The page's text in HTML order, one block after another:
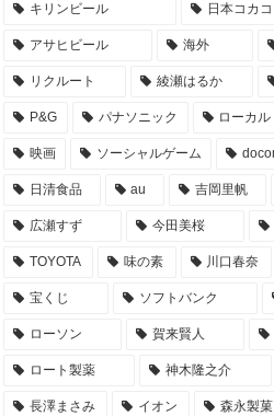
キリンビール 日本コカ
アサヒビール 海外
リクルート 綾瀬はるか
P&G パナソニック ローカル
映画 ソーシャルゲーム
日清食品 au 吉岡里帆
広瀬すず 今田美桜
TOYOTA 味の素 川口春奈
宝くじ ソフトバンク
ローソン 賀来賢人
ロート製薬 神木隆之介
長澤まさみ イオン 森永製菓